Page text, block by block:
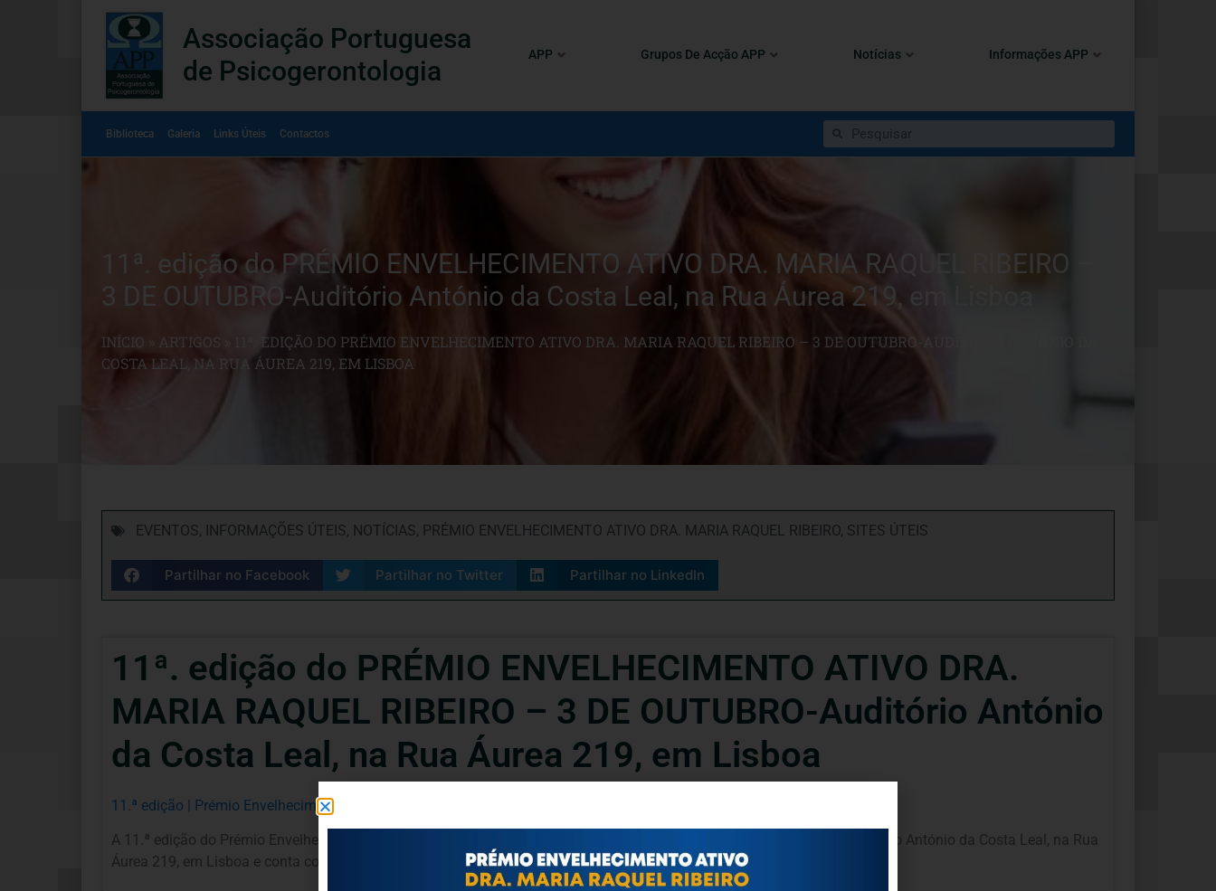
Associação Portuguesa
de Psicogerontologia
APP Grupos De Acção APP Notícias Informações APP
Biblioteca Galeria Links Úteis Contactos
11ª. edição do PRÉMIO ENVELHECIMENTO ATIVO DRA. MARIA RAQUEL RIBEIRO –
3 DE OUTUBRO-Auditório António da Costa Leal, na Rua Áurea 219, em Lisboa
INÍCIO » ARTIGOS
11ª. EDIÇÃO DO PRÉMIO ENVELHECIMENTO ATIVO DRA. MARIA RAQUEL RIBEIRO – 3 DE OUTUBRO-AUDITÓRIO ANTÓNIO DA
COSTA LEAL, NA RUA ÁUREA 219, EM LISBOA
EVENTOS, INFORMAÇÕES ÚTEIS, NOTÍCIAS, PRÉMIO ENVELHECIMENTO ATIVO DRA. MARIA RAQUEL RIBEIRO, SITES ÚTEIS
Partilhar no Facebook Partilhar no Twitter Partilhar no LinkedIn
11ª. edição do PRÉMIO ENVELHECIMENTO ATIVO DRA.
MARIA RAQUEL RIBEIRO – 3 DE OUTUBRO-Auditório António
da Costa Leal, na Rua Áurea 219, em Lisboa
11.ª edição | Prémio Envelhecimento Ativo Dra. Maria Raquel Ribeiro
A 11.ª edição do Prémio Envelhecimento Ativo Dra. Maria Raquel Ribeiro realiza-se a 3 de outubro, pelas 14h30, no Auditório António da Costa Leal, na Rua
Áurea 219, em Lisboa e conta com a presença do presidente Virgílio Boavista Lima